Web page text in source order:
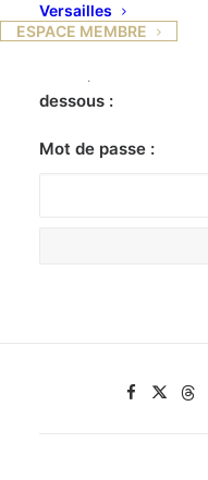
Versailles
ESPACE MEMBRE
Ce contenu est
dessous :
Mot de passe :